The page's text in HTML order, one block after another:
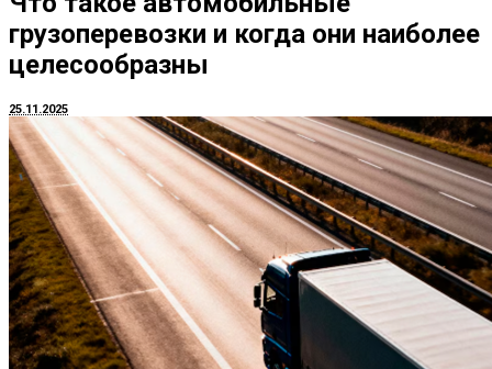
грузоперевозки и когда они наиболее
целесообразны
25.11.2025